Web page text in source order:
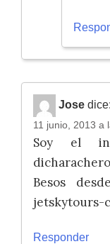
Jose dice:
11 junio, 2013 a
Soy el
Besos
jetskytours-
Responder